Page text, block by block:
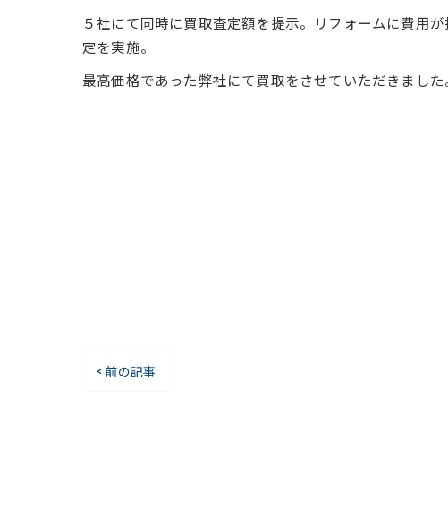
５社にて同時に買取査定額を提示。リフォームに費用
定を実施。
最高価格であった弊社にて買取をさせていただきました
< 前の記事